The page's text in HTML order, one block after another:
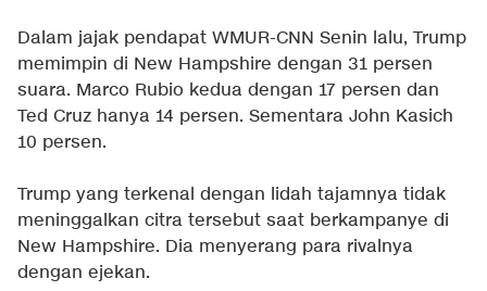
Dalam jajak pendapat WMUR-CNN Senin lalu, Trump
memimpin di New Hampshire dengan 31 persen
suara. Marco Rubio kedua dengan 17 persen dan
Ted Cruz hanya 14 persen. Sementara John Kasich
10 persen.
Trump yang terkenal dengan lidah tajamnya tidak
meninggalkan citra tersebut saat berkampanye di
New Hampshire. Dia menyerang para rivalnya
dengan ejekan.